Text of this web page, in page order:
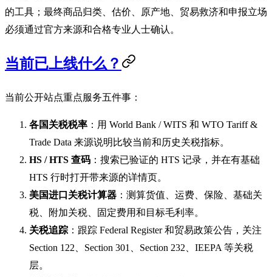
的工具；最终商品归类、估价、原产地、贸易救济和申报立场
必须通过官方来源和合格专业人士确认。
当前已上线什么？
当前公开站点重点服务五件事：
各国关税税率 ：用 World Bank / WITS 和 WTO Tariff &
Trade Data 来源说明比较当前和历史关税指标。
HS / HTS 查码 ：搜索已验证的 HTS 记录，并在有基础
HTS 行时打开带来源的详情页。
美国进口关税计算器 ：测算货值、运费、保险、基础关
税、附加关税、固定费用和目标毛利率。
关税追踪 ：跟踪 Federal Register 和贸易政策公告，关注
Section 122、Section 301、Section 232、IEEPA 等关税
层。